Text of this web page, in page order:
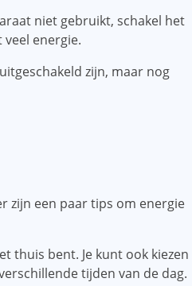
niet gebruikt, schakel het
energie.
zijn, maar nog
zijn een paar tips om energie
thuis bent. Je kunt ook kiezen
tijden van de dag.